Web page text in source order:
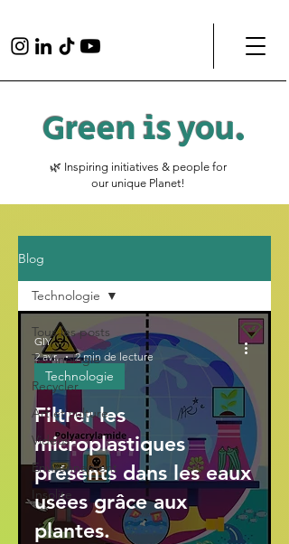
Green isyou.
🌿 Inspiring initiatives & people for
our unique Planet!
Blog
Tous les posts
Technologie
Recycler
Art et culture
Vidéos
Environnement
Insolite
Technologie
Filtrer les
microplastiques
présents dans les eaux
usées grâce aux
plantes.
Technologie
GIY
2 avr.
2 min de lecture